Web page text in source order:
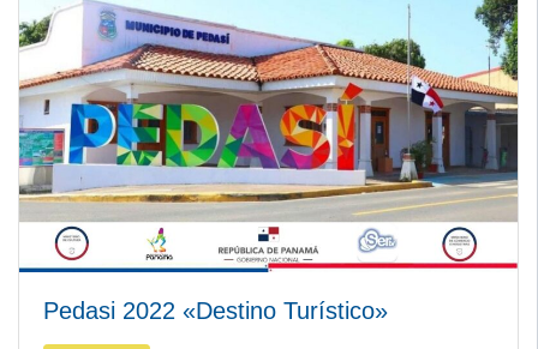
Pedasi 2022 «Destino Turístico»